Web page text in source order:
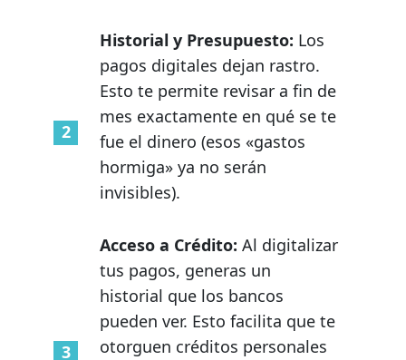
Historial y Presupuesto: Los
pagos digitales dejan rastro.
Esto te permite revisar a fin de
mes exactamente en qué se te
fue el dinero (esos «gastos
hormiga» ya no serán
invisibles).
Acceso a Crédito: Al digitalizar
tus pagos, generas un
historial que los bancos
pueden ver. Esto facilita que te
otorguen créditos personales